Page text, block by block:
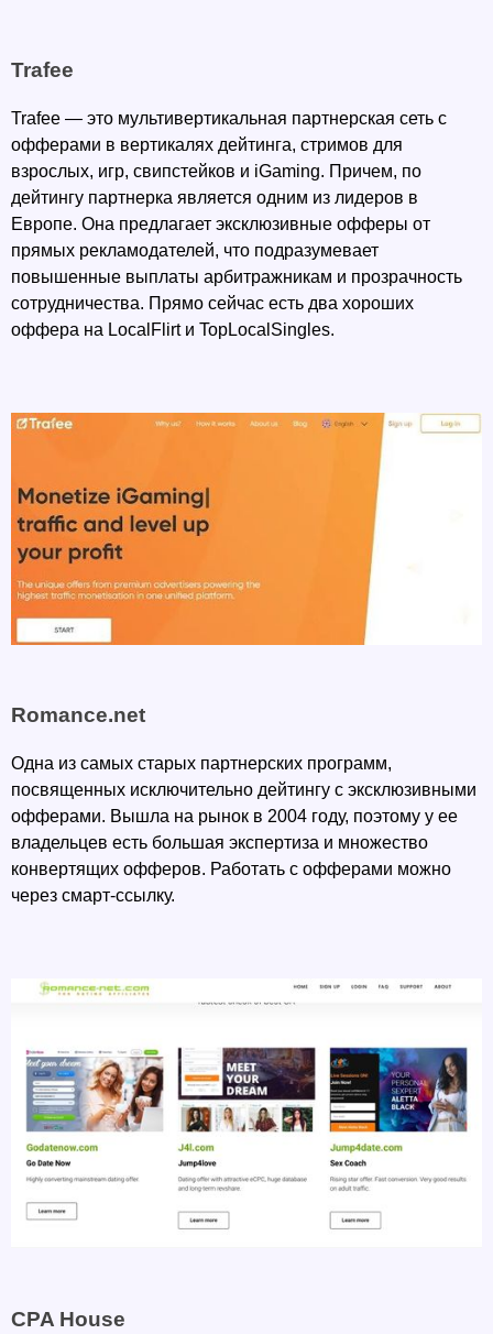
Trafee
Trafee — это мультивертикальная партнерская сеть с
офферами в вертикалях дейтинга, стримов для
взрослых, игр, свипстейков и iGaming. Причем, по
дейтингу партнерка является одним из лидеров в
Европе. Она предлагает эксклюзивные офферы от
прямых рекламодателей, что подразумевает
повышенные выплаты арбитражникам и прозрачность
сотрудничества. Прямо сейчас есть два хороших
оффера на LocalFlirt и TopLocalSingles.
Romance.net
Одна из самых старых партнерских программ,
посвященных исключительно дейтингу с эксклюзивными
офферами. Вышла на рынок в 2004 году, поэтому у ее
владельцев есть большая экспертиза и множество
конвертящих офферов. Работать с офферами можно
через смарт-ссылку.
CPA House